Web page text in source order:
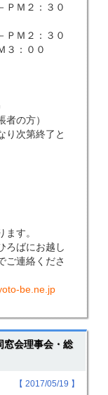
ＰＭ２：３０
ＰＭ２：３０
３：００
の方）
り次第終了と
す。
ろばにお越し
ご連絡くださ
be.ne.jp
会理事会・総
【 2017/05/19 】